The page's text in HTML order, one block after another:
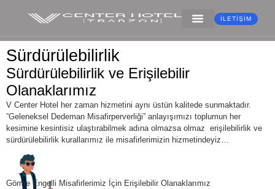
İLETIŞIM
Sürdürülebilirlik
Sürdürülebilirlik ve Erişilebilir
Olanaklarımız
V Center Hotel her zaman hizmetini aynı üstün kalitede sunmaktadır.
”Geleneksel Dedeman Misafirperverliği” anlayışımızı toplumun her
kesimine kesintisiz ulaştırabilmek adına olmazsa olmaz erişilebilirlik ve
sürdürülebilirlik kurallarımız ile misafirlerimizin hizmetindeyiz…
Görme Engelli Misafirlerimiz İçin Erişilebilir Olanaklarımız